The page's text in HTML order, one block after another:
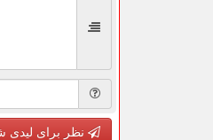
نظر برای لیدی